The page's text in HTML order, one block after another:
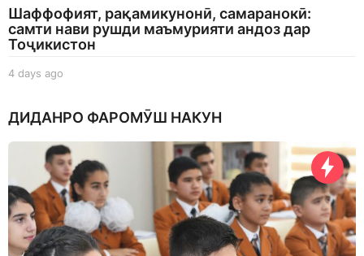
Шаффофият, рақамикунонӣ, самаранокӣ:
самти нави рушди маъмурияти андоз дар
Тоҷикистон
4 days ago
y
a
g
o
ДИДАНРО ФАРОМӮШ НАКУН